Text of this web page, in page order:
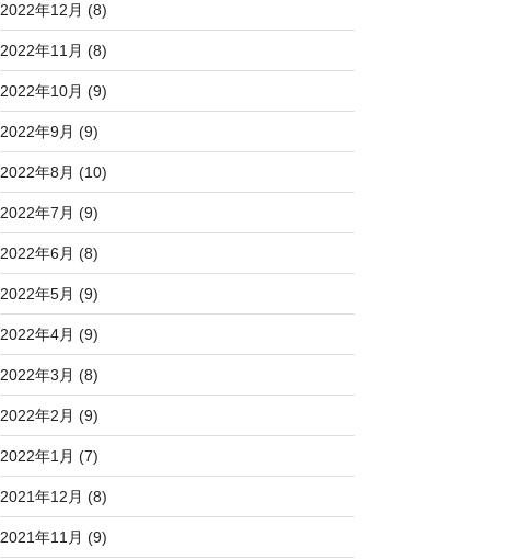
2022年12月 (8)
2022年11月 (8)
2022年10月 (9)
2022年9月 (9)
2022年8月 (10)
2022年7月 (9)
2022年6月 (8)
2022年5月 (9)
2022年4月 (9)
2022年3月 (8)
2022年2月 (9)
2022年1月 (7)
2021年12月 (8)
2021年11月 (9)